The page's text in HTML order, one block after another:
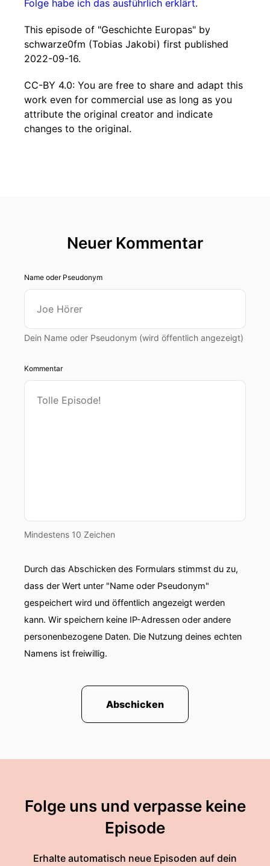
Folge habe ich das ausführlich erklärt.
This episode of "Geschichte Europas" by
schwarze0fm (Tobias Jakobi) first published
2022-09-16.
CC-BY 4.0: You are free to share and adapt this
work even for commercial use as long as you
attribute the original creator and indicate
changes to the original.
Neuer Kommentar
Name oder Pseudonym
Dein Name oder Pseudonym (wird öffentlich angezeigt)
Kommentar
Mindestens 10 Zeichen
Durch das Abschicken des Formulars stimmst du zu,
dass der Wert unter "Name oder Pseudonym"
gespeichert wird und öffentlich angezeigt werden
kann. Wir speichern keine IP-Adressen oder andere
personenbezogene Daten. Die Nutzung deines echten
Namens ist freiwillig.
Abschicken
Folge uns und verpasse keine
Episode
Erhalte automatisch neue Episoden auf dein